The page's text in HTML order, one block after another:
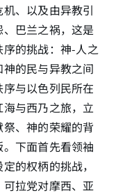
、以及由异教引
巴兰之祸，这是
的挑战：神-人之
的民与异教之间
与以色列民所在
与西乃之旅，立
、神的荣耀的背
下面首先看领袖
的权柄的挑战，
拉党对摩西、亚